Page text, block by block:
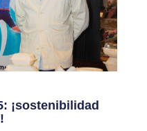
¡sostenibilidad